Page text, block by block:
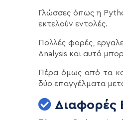
Γλώσσες όπως η
εκτελούν εντολές.
Πολλές φορές,
Analysis και αυτό
Πέρα όμως από τα
δύο επαγγέλματα
Διαφορές